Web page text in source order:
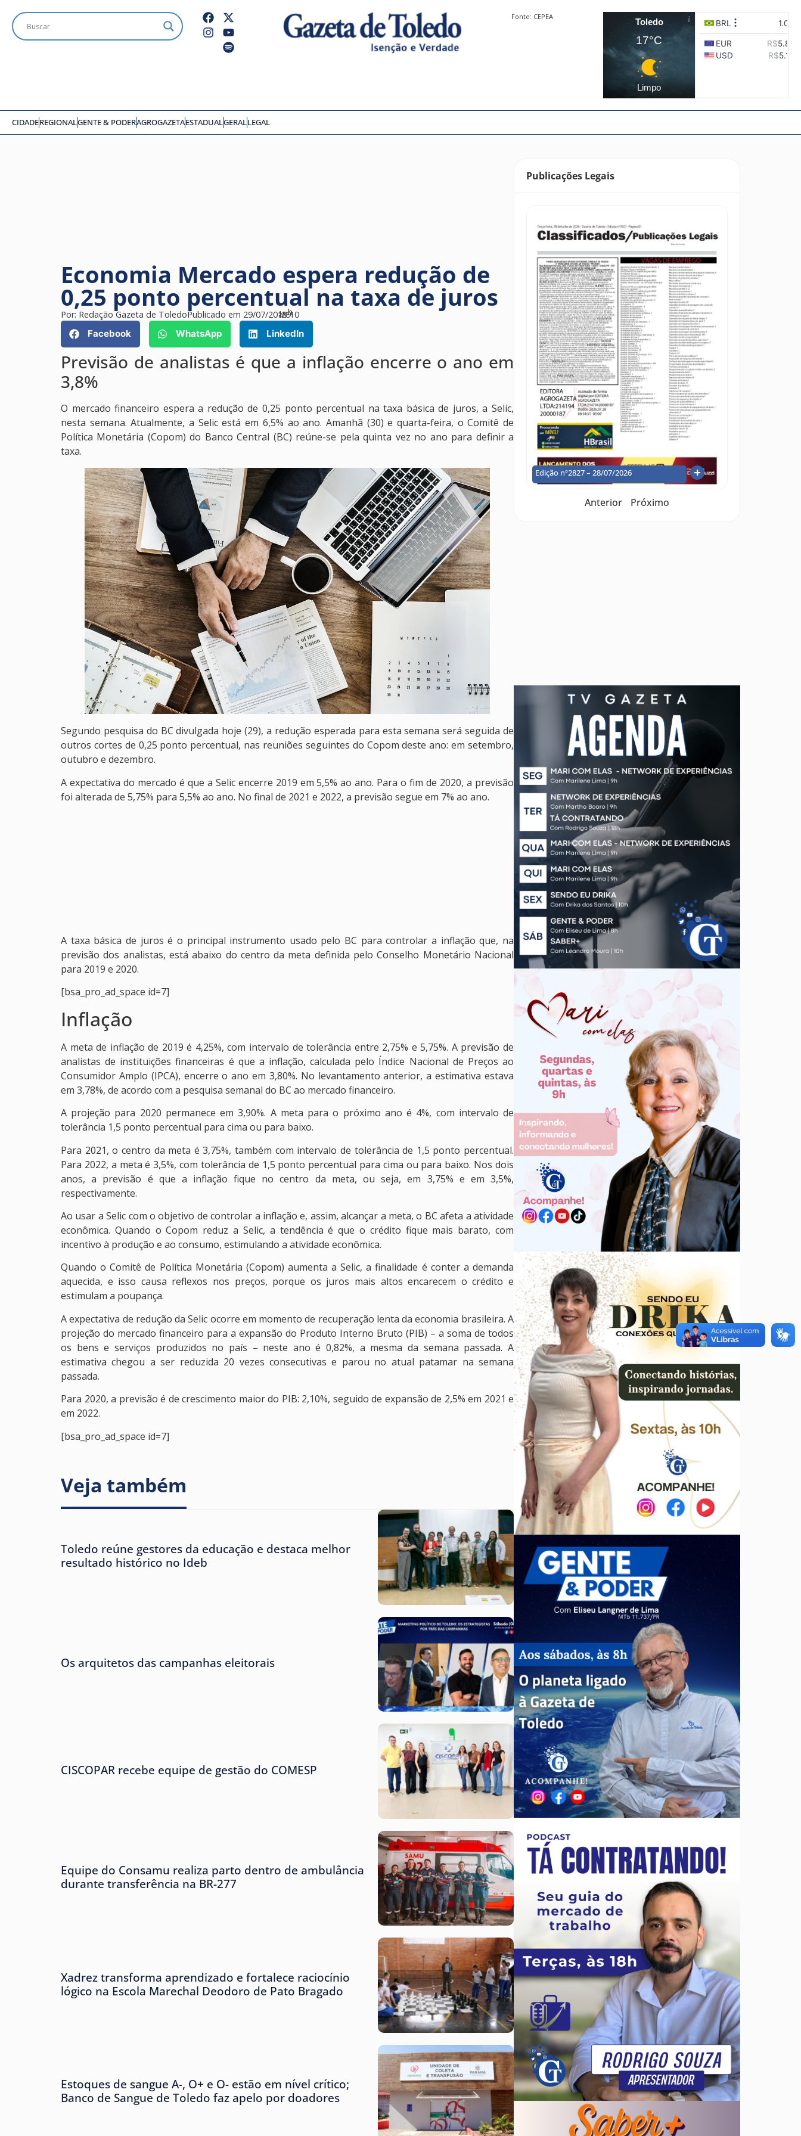
Fonte: CEPEA
Toledo
17°C
Limpo
CIDADEREGIONALGENTE & PODERAGROGAZETAESTADUALGERALLEGAL
Economia Mercado espera redução de
0,25 ponto percentual na taxa de juros
Por: Redação Gazeta de ToledoPublicado em 29/07/2019
às10
h
29
Facebook
WhatsApp LinkedIn
Previsão de analistas é que a inflação encerre o ano em
3,8%
O mercado financeiro espera a redução de 0,25 ponto percentual na taxa básica de juros, a Selic,
nesta semana. Atualmente, a Selic está em 6,5% ao ano. Amanhã (30) e quarta-feira, o Comitê de
Política Monetária (Copom) do Banco Central (BC) reúne-se pela quinta vez no ano para definir a
taxa.
Segundo pesquisa do BC divulgada hoje (29), a redução esperada para esta semana será seguida de
outros cortes de 0,25 ponto percentual, nas reuniões seguintes do Copom deste ano: em setembro,
outubro e dezembro.
A expectativa do mercado é que a Selic encerre 2019 em 5,5% ao ano. Para o fim de 2020, a previsão
foi alterada de 5,75% para 5,5% ao ano. No final de 2021 e 2022, a previsão segue em 7% ao ano.
A taxa básica de juros é o principal instrumento usado pelo BC para controlar a inflação que, na
previsão dos analistas, está abaixo do centro da meta definida pelo Conselho Monetário Nacional
para 2019 e 2020.
[bsa_pro_ad_space id=7]
Inflação
A meta de inflação de 2019 é 4,25%, com intervalo de tolerância entre 2,75% e 5,75%. A previsão de
analistas de instituições financeiras é que a inflação, calculada pelo Índice Nacional de Preços ao
Consumidor Amplo (IPCA), encerre o ano em 3,80%. No levantamento anterior, a estimativa estava
em 3,78%, de acordo com a pesquisa semanal do BC ao mercado financeiro.
A projeção para 2020 permanece em 3,90%. A meta para o próximo ano é 4%, com intervalo de
tolerância 1,5 ponto percentual para cima ou para baixo.
Para 2021, o centro da meta é 3,75%, também com intervalo de tolerância de 1,5 ponto percentual.
Para 2022, a meta é 3,5%, com tolerância de 1,5 ponto percentual para cima ou para baixo. Nos dois
anos, a previsão é que a inflação fique no centro da meta, ou seja, em 3,75% e em 3,5%,
respectivamente.
Ao usar a Selic com o objetivo de controlar a inflação e, assim, alcançar a meta, o BC afeta a atividade
econômica. Quando o Copom reduz a Selic, a tendência é que o crédito fique mais barato, com
incentivo à produção e ao consumo, estimulando a atividade econômica.
Quando o Comitê de Política Monetária (Copom) aumenta a Selic, a finalidade é conter a demanda
aquecida, e isso causa reflexos nos preços, porque os juros mais altos encarecem o crédito e
estimulam a poupança.
A expectativa de redução da Selic ocorre em momento de recuperação lenta da economia brasileira. A
projeção do mercado financeiro para a expansão do Produto Interno Bruto (PIB) – a soma de todos
os bens e serviços produzidos no país – neste ano é 0,82%, a mesma da semana passada. A
estimativa chegou a ser reduzida 20 vezes consecutivas e parou no atual patamar na semana
passada.
Para 2020, a previsão é de crescimento maior do PIB: 2,10%, seguido de expansão de 2,5% em 2021 e
em 2022.
[bsa_pro_ad_space id=7]
Veja também
Toledo reúne gestores da educação e destaca melhor
resultado histórico no Ideb
Os arquitetos das campanhas eleitorais
CISCOPAR recebe equipe de gestão do COMESP
Equipe do Consamu realiza parto dentro de ambulância
durante transferência na BR-277
Xadrez transforma aprendizado e fortalece raciocínio
lógico na Escola Marechal Deodoro de Pato Bragado
Estoques de sangue A-, O+ e O- estão em nível crítico;
Banco de Sangue de Toledo faz apelo por doadores
Publicações Legais
Edição nº2827 – 28/07/2026
Anterior Próximo